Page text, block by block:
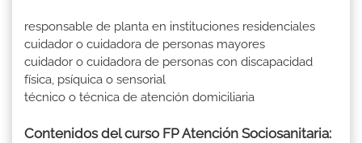
responsable de planta en instituciones residenciales
cuidador o cuidadora de personas mayores
cuidador o cuidadora de personas con discapacidad
física, psíquica o sensorial
técnico o técnica de atención domiciliaria
Contenidos del curso FP Atención Sociosanitaria: